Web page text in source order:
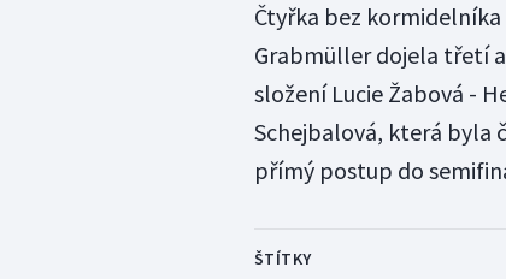
Čtyřka bez
Grabmüller dojela třetí
složení Lucie Žabová -
Schejbalová, která byla
přímý postup do
ŠTÍTKY